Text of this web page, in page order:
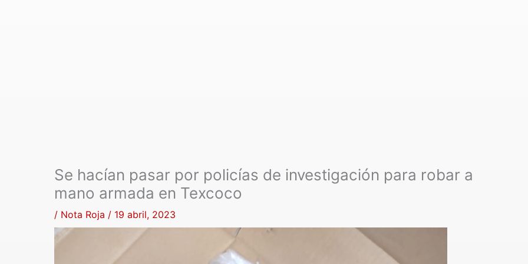
Se hacían pasar por policías de investigación para robar a
mano armada en Texcoco
/ Nota Roja / 19 abril, 2023